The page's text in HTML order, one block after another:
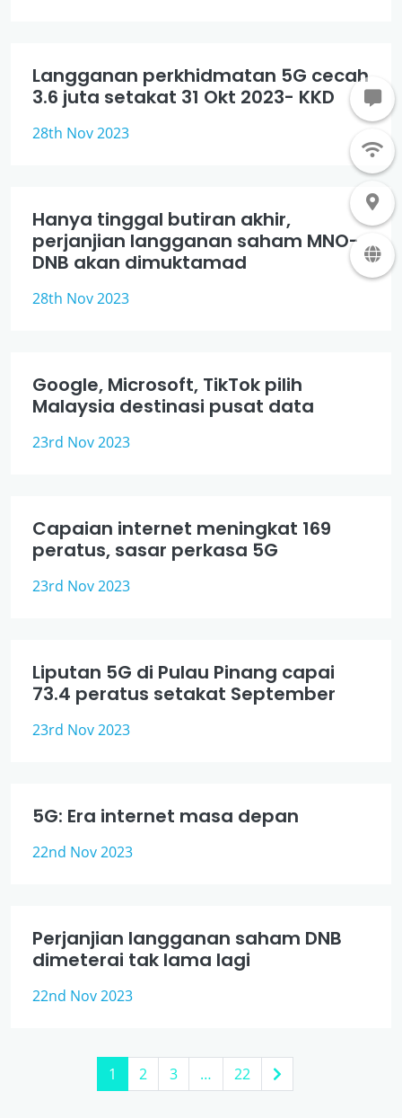
Langganan perkhidmatan 5G cecah
3.6 juta setakat 31 Okt 2023- KKD
28th Nov 2023
Hanya tinggal butiran akhir,
perjanjian langganan saham MNO-
DNB akan dimuktamad
28th Nov 2023
Google, Microsoft, TikTok pilih
Malaysia destinasi pusat data
23rd Nov 2023
Capaian internet meningkat 169
peratus, sasar perkasa 5G
23rd Nov 2023
Liputan 5G di Pulau Pinang capai
73.4 peratus setakat September
23rd Nov 2023
5G: Era internet masa depan
22nd Nov 2023
Perjanjian langganan saham DNB
dimeterai tak lama lagi
22nd Nov 2023
1 2 3 … 22